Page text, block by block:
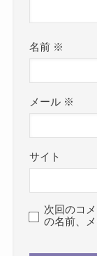
名前 ※
メール ※
サイト
次回のコ
の名前、